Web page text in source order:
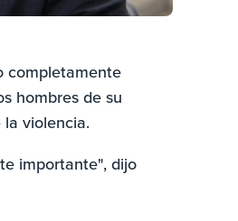
completamente
hombres de su
violencia.
importante", dijo